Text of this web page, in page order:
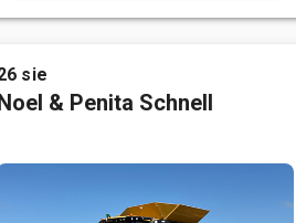
sie
& Penita Schnell